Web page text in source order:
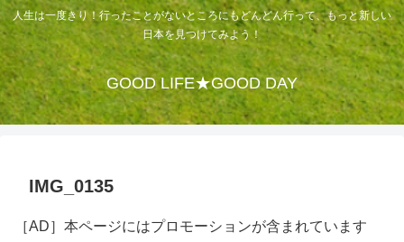
人生は一度きり！行ったことがないところにもどんどん行って、もっと新しい
日本を見つけてみよう！
GOOD LIFE★GOOD DAY
IMG_0135
［AD］本ページにはプロモーションが含まれています